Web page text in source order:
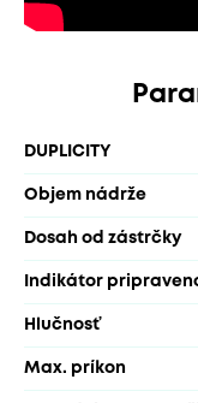
DUPLICITY
Objem nádrže
Dosah od zástrčky
Indikátor
Hlučnosť
Max. príkon